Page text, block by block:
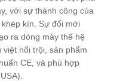
với sự thành công của
kín. Sự đổi mới
ra dòng máy thế hệ
nổi trội, sản phẩm
CE, và phù hợp